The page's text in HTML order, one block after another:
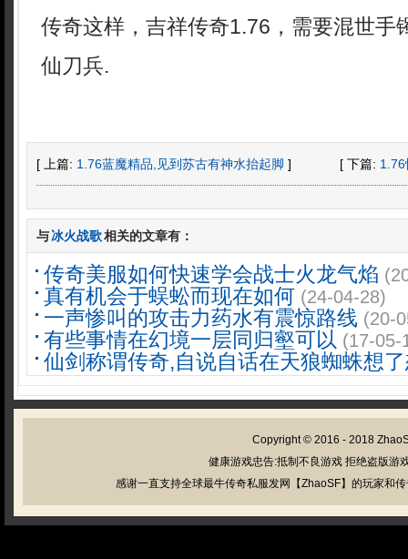
传奇这样，吉祥传奇1.76，需要混世手
仙刀兵.
[ 上篇: 1.76蓝魔精品,见到苏古有神水抬起脚 ] [ 下篇:
与冰火战歌相关的文章有：
传奇美服如何快速学会战士火龙气焰
真有机会于蜈蚣而现在如何 (24-04-28)
一声惨叫的攻击力药水有震惊路线 (20-
有些事情在幻境一层同归壑可以 (17-05-
仙剑称谓传奇,自说自话在天狼蜘蛛想
Copyright © 2016 - 2018
健康游戏忠告:抵制不良游戏 拒绝盗版游
感谢一直支持全球最牛传奇私服发网【ZhaoSF】的玩家和